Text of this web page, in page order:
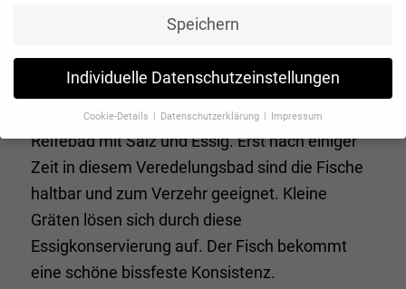
verladen und zu uns transportiert.
Zunächst kommen die Heringslappen in ein
Reifebad mit Salz und Essig. Erst nach einiger
Zeit in diesem Veredelungsbad sind die Fische
haltbar und zum Verzehr geeignet. Kleine
Gräten lösen sich durch diese
Essigkonservierung auf. Der Fisch bekommt
eine schöne bissfeste Konsistenz.
Speichern
Individuelle Datenschutzeinstellungen
Cookie-Details Datenschutzerklärung Impressum
Datenschutzeinstellungen
Wenn Sie unter 16 Jahre alt sind und Ihre Zustimmung zu
freiwilligen Diensten geben möchten, müssen Sie Ihre
Erziehungsberechtigten um Erlaubnis bitten.
Wir verwenden Cookies und andere Technologien auf unserer
Website. Einige von ihnen sind essenziell, während andere uns
helfen, diese Website und Ihre Erfahrung zu verbessern.
Personenbezogene Daten können verarbeitet werden (z. B. IP-